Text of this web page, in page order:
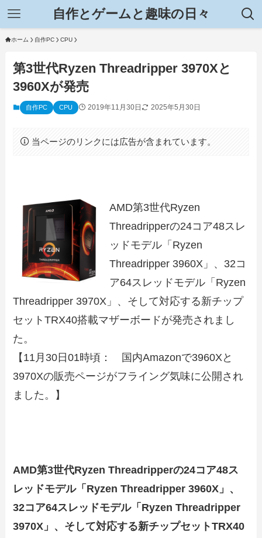
自作とゲームと趣味の日々
ホーム 自作PC CPU
第3世代Ryzen Threadripper 3970Xと
3960Xが発売
自作PC CPU 2019年11月30日 2025年5月30日
当ページのリンクには広告が含まれています。
AMD第3世代Ryzen
Threadripperの24コア48スレ
ッドモデル「Ryzen
Threadripper 3960X」、32コ
ア64スレッドモデル「Ryzen
Threadripper 3970X」、そして対応する新チップ
セットTRX40搭載マザーボードが発売されまし
た。
【11月30日01時頃： 国内Amazonで3960Xと
3970Xの販売ページがフライング気味に公開され
ました。】
AMD第3世代Ryzen Threadripperの24コア48ス
レッドモデル「Ryzen Threadripper 3960X」、
32コア64スレッドモデル「Ryzen Threadripper
3970X」、そして対応する新チップセットTRX40